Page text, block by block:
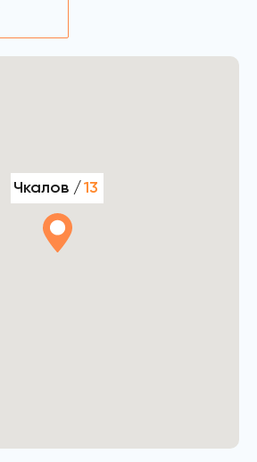
Чкалов / 13